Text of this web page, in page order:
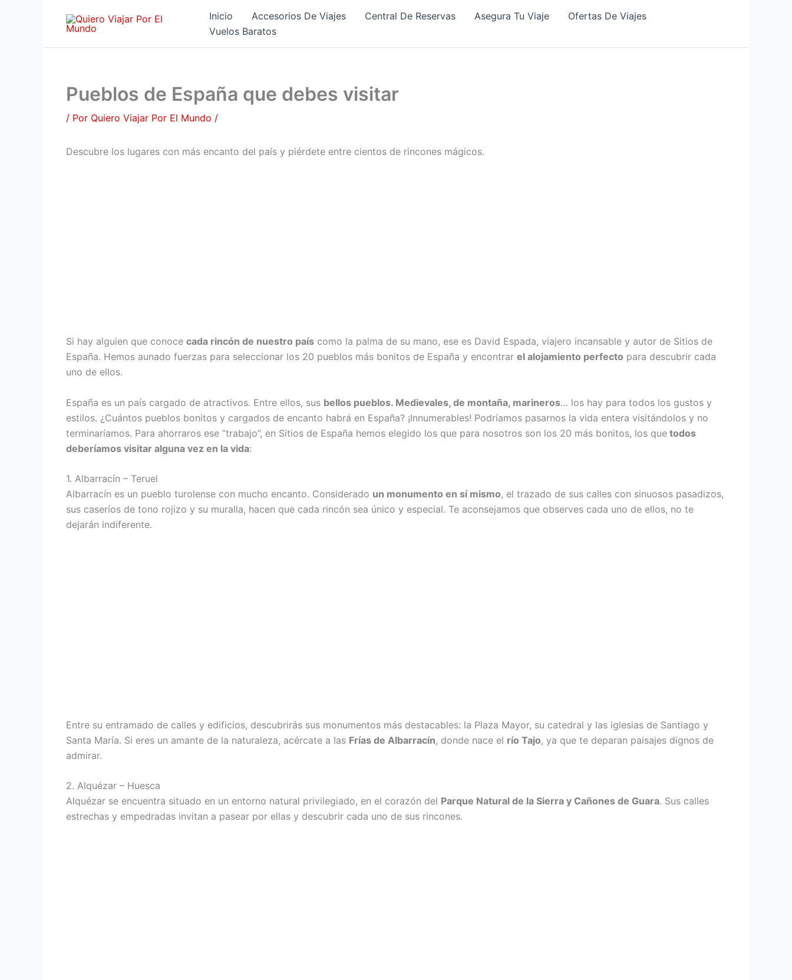
Inicio Accesorios De Viajes Central De Reservas Asegura Tu Viaje
Ofertas De Viajes
Vuelos Baratos
Pueblos de España que debes visitar
/ Por Quiero Viajar Por El Mundo /
Descubre los lugares con más encanto del país y piérdete entre cientos de rincones mágicos.
Si hay alguien que conoce cada rincón de nuestro país como la palma de su mano, ese es David Espada, viajero incansable y autor de Sitios de
España. Hemos aunado fuerzas para seleccionar los 20 pueblos más bonitos de España y encontrar el alojamiento perfecto para descubrir cada
uno de ellos.
España es un país cargado de atractivos. Entre ellos, sus bellos pueblos. Medievales, de montaña, marineros… los hay para todos los gustos y
estilos. ¿Cuántos pueblos bonitos y cargados de encanto habrá en España? ¡Innumerables! Podríamos pasarnos la vida entera visitándolos y no
terminaríamos. Para ahorraros ese “trabajo”, en Sitios de España hemos elegido los que para nosotros son los 20 más bonitos, los que todos
deberíamos visitar alguna vez en la vida:
1. Albarracín – Teruel
Albarracín es un pueblo turolense con mucho encanto. Considerado un monumento en sí mismo, el trazado de sus calles con sinuosos pasadizos,
sus caseríos de tono rojizo y su muralla, hacen que cada rincón sea único y especial. Te aconsejamos que observes cada uno de ellos, no te
dejarán indiferente.
Entre su entramado de calles y edificios, descubrirás sus monumentos más destacables: la Plaza Mayor, su catedral y las iglesias de Santiago y
Santa María. Si eres un amante de la naturaleza, acércate a las Frías de Albarracín, donde nace el río Tajo, ya que te deparan paisajes dignos de
admirar.
2. Alquézar – Huesca
Alquézar se encuentra situado en un entorno natural privilegiado, en el corazón del Parque Natural de la Sierra y Cañones de Guara. Sus calles
estrechas y empedradas invitan a pasear por ellas y descubrir cada uno de sus rincones.